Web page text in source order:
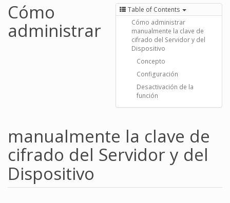
Table of Contents
Cómo administrar
manualmente la clave de
cifrado del Servidor y del
Dispositivo
Concepto
Configuración
Desactivación de la
función
Cómo
administrar
manualmente la clave de
cifrado del Servidor y del
Dispositivo